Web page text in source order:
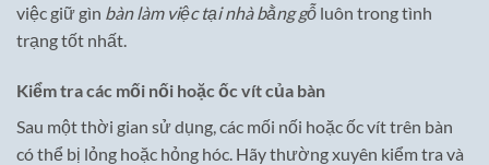
việc giữ gìn bàn làm việc tại nhà bằng gỗ luôn trong tình
trạng tốt nhất.
Kiểm tra các mối nối hoặc ốc vít của bàn
Sau một thời gian sử dụng, các mối nối hoặc ốc vít trên bàn
có thể bị lỏng hoặc hỏng hóc. Hãy thường xuyên kiểm tra và